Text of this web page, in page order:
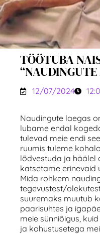
TÖÖTUBA
12/07/2024
Naudingute laegas
lubame endal
tulevad meie endi
ruumis tuleme
lõdvestuda ja häälel
katsetame erinevaid
Mida rohkem
tegevustest/
suuremaks muutub
paarisuhtes ja
meie sünniõigus,
ja kohustusetega